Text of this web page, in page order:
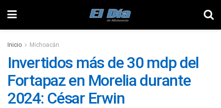
Inicio Michoacán
Invertidos más de 30 mdp del
Fortapaz en Morelia durante
2024: César Erwin